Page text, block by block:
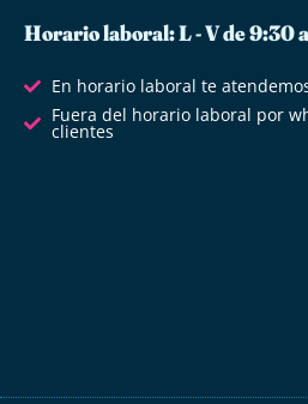
Horario laboral: L - V de 9:30
En horario laboral te
Fuera del horario laboral por
clientes